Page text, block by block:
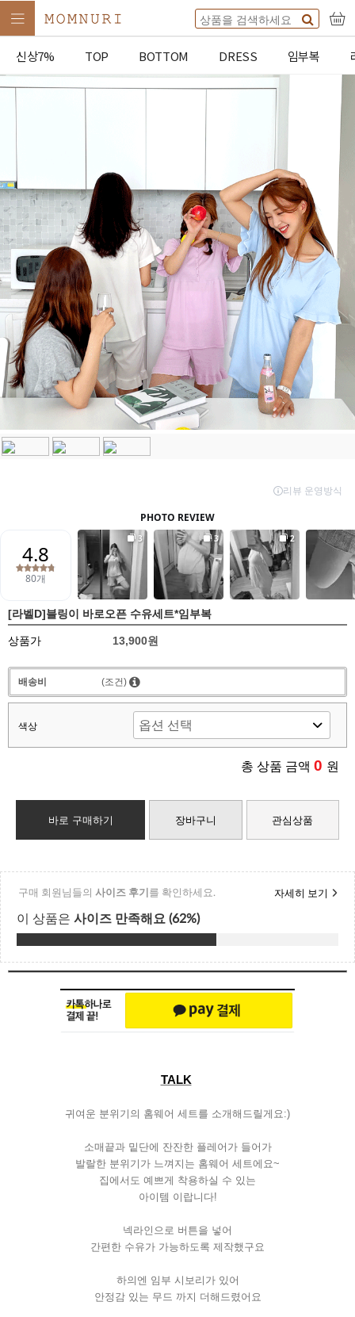
신상7% TOP BOTTOM DRESS 임부복
[라벨D]블링이 바로오픈 수유세트*임부복
상품가 13,900원
배송비 (조건)
색상
총 상품 금액 0 원
바로 구매하기 장바구니 관심상품
TALK
귀여운 분위기의 홈웨어 세트를 소개해드릴게요:)
소매끝과 밑단에 잔잔한 플레어가 들어가
발랄한 분위기가 느껴지는 홈웨어 세트에요~
집에서도 예쁘게 착용하실 수 있는
아이템 이랍니다!
넥라인으로 버튼을 넣어
간편한 수유가 가능하도록 제작했구요
하의엔 임부 시보리가 있어
안정감 있는 무드 까지 더해드렸어요